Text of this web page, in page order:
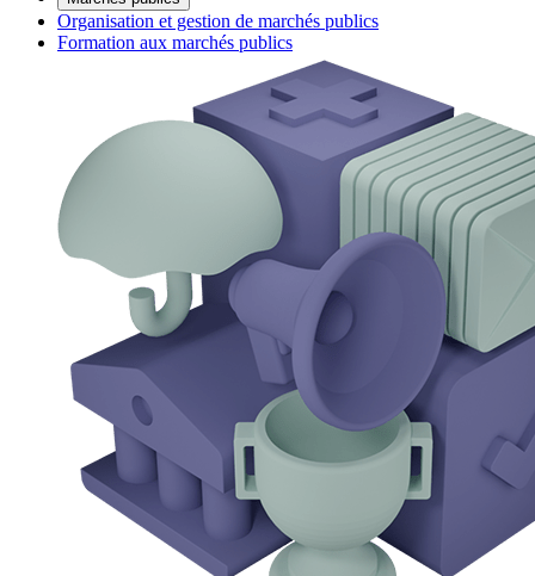
Organisation et gestion de marchés publics
Formation aux marchés publics